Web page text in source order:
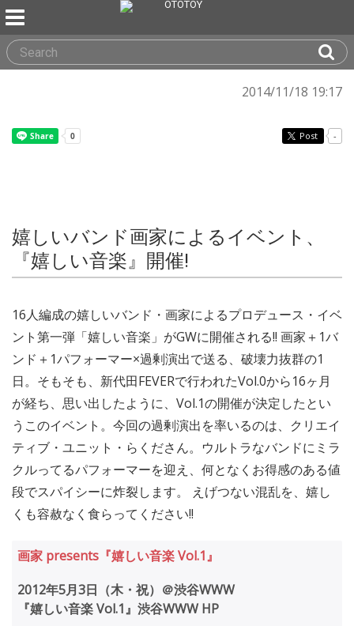
2014/11/18 19:17
Post -
嬉しいバンド画家によるイベント、
『嬉しい音楽』開催!
16人編成の嬉しいバンド・画家によるプロデュース・イベ
ント第一弾「嬉しい音楽」がGWに開催される!! 画家＋1バ
ンド＋1パフォーマー×過剰演出で送る、破壊力抜群の1
日。そもそも、新代田FEVERで行われたVol.0から16ヶ月
が経ち、思い出したように、Vol.1の開催が決定したとい
うこのイベント。今回の過剰演出を率いるのは、クリエイ
ティブ・ユニット・らくださん。ウルトラなバンドにミラ
クルってるパフォーマーを迎え、何となくお得感のある値
段でスパイシーに炸裂します。 えげつない混乱を、嬉し
くも容赦なく食らってください!!
画家 presents『嬉しい音楽 Vol.1』
2012年5月3日（木・祝）＠渋谷WWW
『嬉しい音楽 Vol.1』渋谷WWW HP